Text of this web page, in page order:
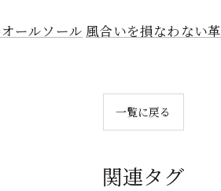
ールソール 風合いを損なわない
一覧に戻る
関連タグ